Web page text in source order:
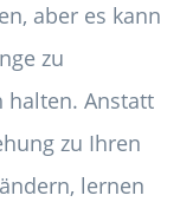
aber es kann
zu
halten. Anstatt
zu Ihren
lernen